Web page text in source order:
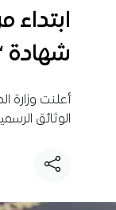
ابتداء
شهادة
الوثائق